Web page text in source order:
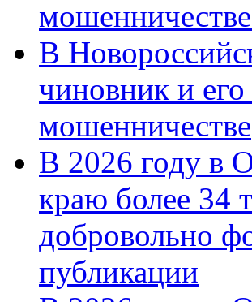
В
чиновник и
мошенничестве
В 2026 году в
краю более 34
добровольно
публикации